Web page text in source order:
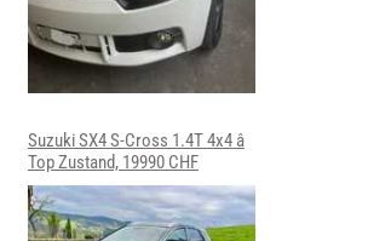
Suzuki SX4 S-Cross 1.4T 4x4 â
Top Zustand, 19990 CHF